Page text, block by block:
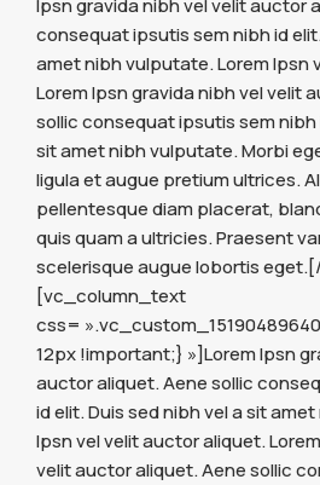
Ipsn gravida nibh vel velit auctor
consequat ipsutis sem nibh id
amet nibh vulputate. Lorem Ipsn
Lorem Ipsn gravida nibh vel velit
sollic consequat ipsutis sem nibh
sit amet nibh vulputate. Morbi
ligula et augue pretium ultrices.
pellentesque diam placerat,
quis quam a ultricies. Praesent
scelerisque augue lobortis
[vc_column_text
css=
12px !important;} »]Lorem Ipsn
auctor aliquet. Aene sollic
id elit. Duis sed nibh vel a sit
Ipsn vel velit auctor aliquet.
velit auctor aliquet. Aene sollic